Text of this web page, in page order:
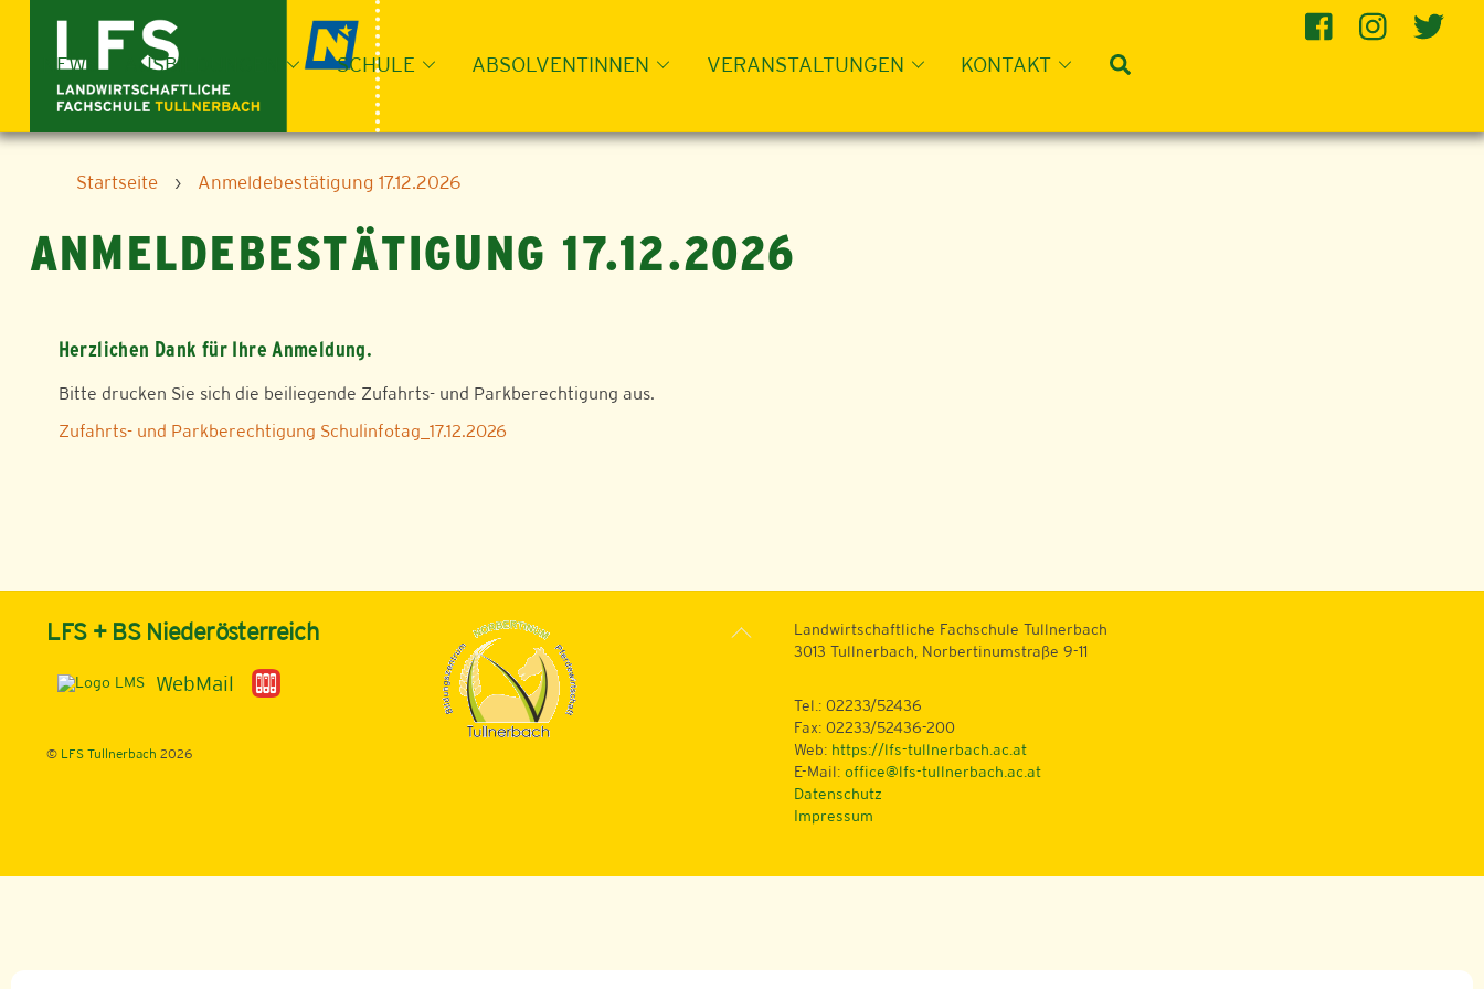
contentNEWS AUSBILDUNGEN SCHULE ABSOLVENTINNEN VERANSTALTUNGEN KONTAKT
Startseite › Anmeldebestätigung 17.12.2026
ANMELDEBESTÄTIGUNG 17.12.2026
Herzlichen Dank für Ihre Anmeldung.
Bitte drucken Sie sich die beiliegende Zufahrts- und Parkberechtigung aus.
Zufahrts- und Parkberechtigung Schulinfotag_17.12.2026
Back
LFS + BS Niederösterreich
WebMail
© LFS Tullnerbach 2026
Landwirtschaftliche Fachschule Tullnerbach
3013 Tullnerbach, Norbertinumstraße 9-11
Tel.: 02233/52436
Fax: 02233/52436-200
Web: https://lfs-tullnerbach.ac.at
E-Mail: office@lfs-tullnerbach.ac.at
Datenschutz
Impressum